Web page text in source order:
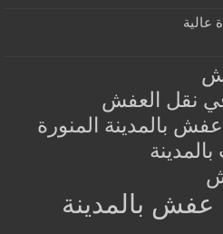
عالية
نقل العفش
بالمدينة المنورة
بالمدينة